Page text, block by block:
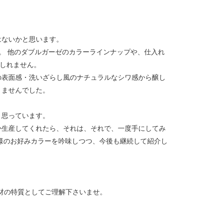
いかと思います。
他のダブルガーゼのカラーラインナップや、仕入れ
れません。
面感・洗いざらし風のナチュラルなシワ感から醸し
せんでした。
っています。
産してくれたら、それは、それで、一度手にしてみ
お好みカラーを吟味しつつ、今後も継続して紹介し
特質としてご理解下さいませ。